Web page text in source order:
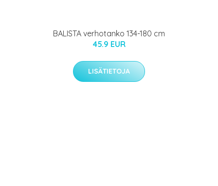
BALISTA verhotanko 134-180 cm
45.9 EUR
LISÄTIETOJA